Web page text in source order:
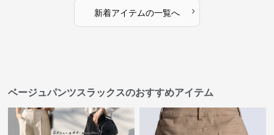
新着アイテムの一覧へ ›
ベージュパンツスラックスのおすすめアイテム